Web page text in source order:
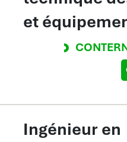
et
Ingénieur en